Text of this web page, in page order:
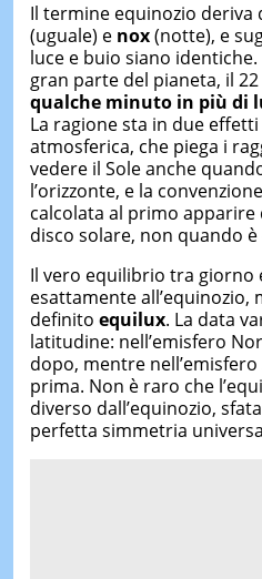
Il termine equinozio deriva
(uguale) e nox(notte), e
luce e buio siano
gran parte del pianeta, il
qualche minuto in più di
La ragione sta in due
atmosferica, che piega i
vedere il Sole anche
l’orizzonte, e la
calcolata al primo
disco solare, non quando
Il vero equilibrio tra giorno
esattamente all’equinozio,
definito equilux. La data
latitudine: nell’emisfero
dopo, mentre
prima. Non è raro che
diverso dall’equinozio,
perfetta simmetria